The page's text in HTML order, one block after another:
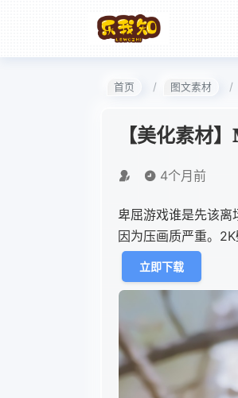
首页 图文素材
【美化素材
4个月前
卑屈游戏谁是先该离
因为压画质严重。
立即下载